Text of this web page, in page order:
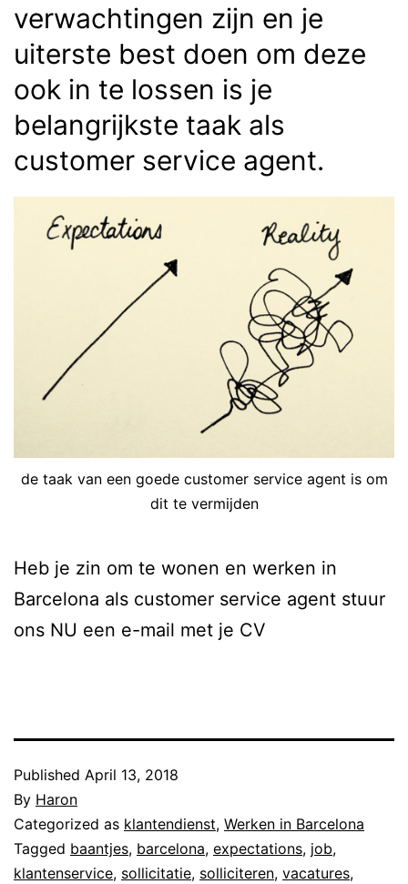
verwachtingen zijn en je
uiterste best doen om deze
ook in te lossen is je
belangrijkste taak als
customer service agent.
de taak van een goede customer service agent is om
dit te vermijden
Heb je zin om te wonen en werken in
Barcelona als customer service agent stuur
ons NU een e-mail met je CV
Published April 13, 2018
By Haron
Categorized as klantendienst, Werken in Barcelona
Tagged baantjes, barcelona, expectations, job,
klantenservice, sollicitatie, solliciteren, vacatures,